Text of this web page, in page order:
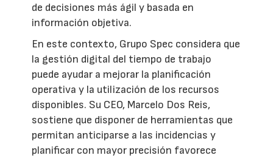
de decisiones más ágil y basada en
información objetiva.
En este contexto, Grupo Spec considera que
la gestión digital del tiempo de trabajo
puede ayudar a mejorar la planificación
operativa y la utilización de los recursos
disponibles. Su CEO, Marcelo Dos Reis,
sostiene que disponer de herramientas que
permitan anticiparse a las incidencias y
planificar con mayor precisión favorece